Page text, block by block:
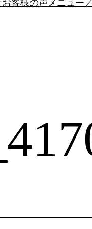
お客様の声 メニュー